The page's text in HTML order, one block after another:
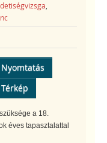
,
Nyomtatás
Térkép
a 18.
éves tapasztalattal